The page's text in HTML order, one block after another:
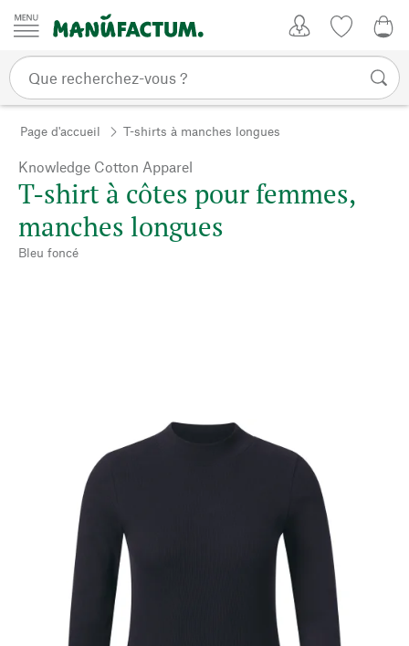
Passer au contenu
Page d'accueil T-shirts à manches longues
Knowledge Cotton Apparel
T-shirt à côtes pour femmes,
manches longues
Bleu foncé